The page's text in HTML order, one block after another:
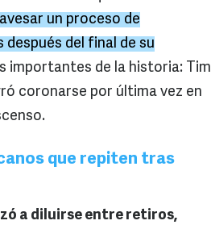
un proceso de
del final de su
importantes de la historia: Tim
coronarse por última vez en
que repiten tras
a diluirse entre retiros,